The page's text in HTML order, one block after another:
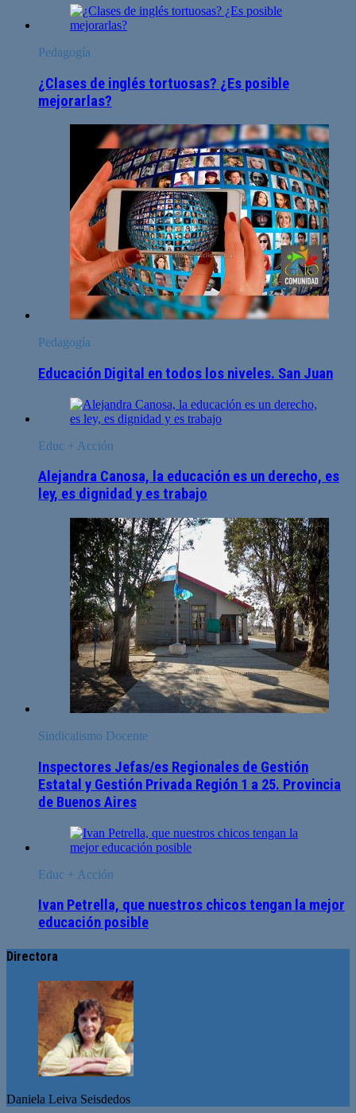
Pedagogía
¿Clases de inglés tortuosas? ¿Es posible
mejorarlas?
Pedagogía
Educación Digital en todos los niveles. San Juan
Educ + Acción
Alejandra Canosa, la educación es un derecho, es
ley, es dignidad y es trabajo
Sindicalismo Docente
Inspectores Jefas/es Regionales de Gestión
Estatal y Gestión Privada Región 1 a 25. Provincia
de Buenos Aires
Educ + Acción
Ivan Petrella, que nuestros chicos tengan la mejor
educación posible
Directora
Daniela Leiva Seisdedos